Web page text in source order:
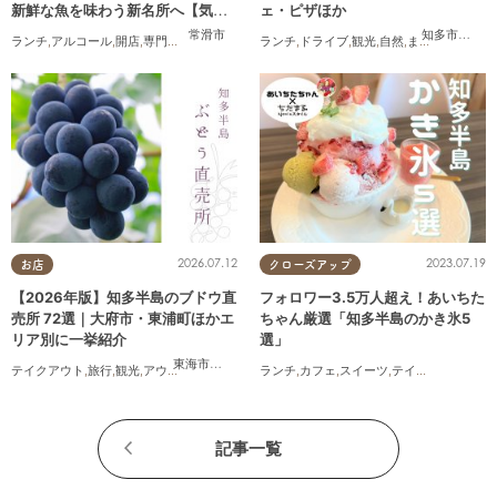
常滑市
新鮮な魚を味わう新名所へ【気に
なるリサーチ#31】
ランチ アルコール 開店 専門店 気になるリサーチ,家族,おひとりさま 知多市
,常滑
ェ・ピザほか
ランチ ドライブ 観光 自然 まちネタ 季節
お店
東海市
,大府市 東浦町, 半田市 美浜町
2026.07.12
【2026年版】知多半島のブドウ直
売所 72選｜大府市・東浦町ほかエ
リア別に一挙紹介
テイクアウト 旅行 観光 アウトドア , まちネタ 季節ネタ
クローズアップ 2023.07.19
フォロワー3.5万人超え！あいちた
ちゃん厳選「知多半島のかき氷5
選」
ランチ カフェ スイーツ テイクアウト
記事一覧